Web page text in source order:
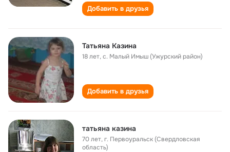
Добавить в друзья
Татьяна Казина
18 лет,с. Малый Имыш (Ужурский район)
Добавить в друзья
татьяна казина
70 лет,г. Первоуральск (Свердловская
область)